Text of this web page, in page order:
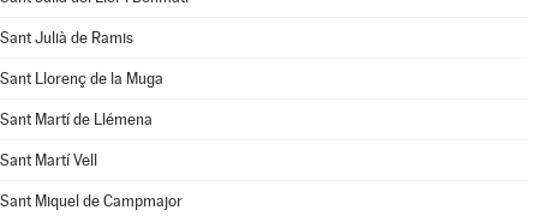
Sant Julià de Ramis
Sant Llorenç de la Muga
Sant Martí de Llémena
Sant Martí Vell
Sant Miquel de Campmajor